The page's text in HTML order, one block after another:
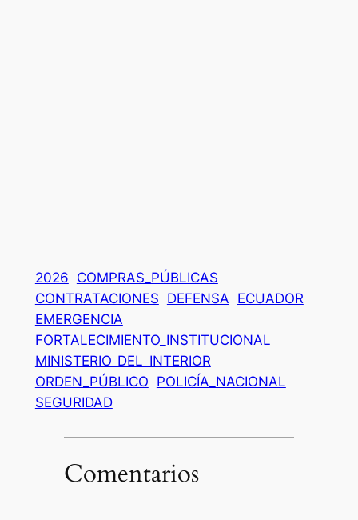
2026 COMPRAS_PÚBLICAS
CONTRATACIONES DEFENSA ECUADOR
EMERGENCIA
FORTALECIMIENTO_INSTITUCIONAL
MINISTERIO_DEL_INTERIOR
ORDEN_PÚBLICO POLICÍA_NACIONAL
SEGURIDAD
Comentarios